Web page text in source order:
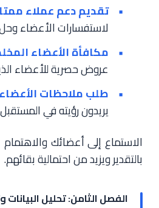
تقديم دعم عملاء
لاستفسارات الأعضاء
مكافأة الأعضاء
عروض حصرية للأعضاء
طلب ملاحظات
يريدون رؤيته في
الاستماع إلى أعضائك
بالتقدير ويزيد من احتمالية بقائهم.
الفصل الثامن: تحليل البيانات